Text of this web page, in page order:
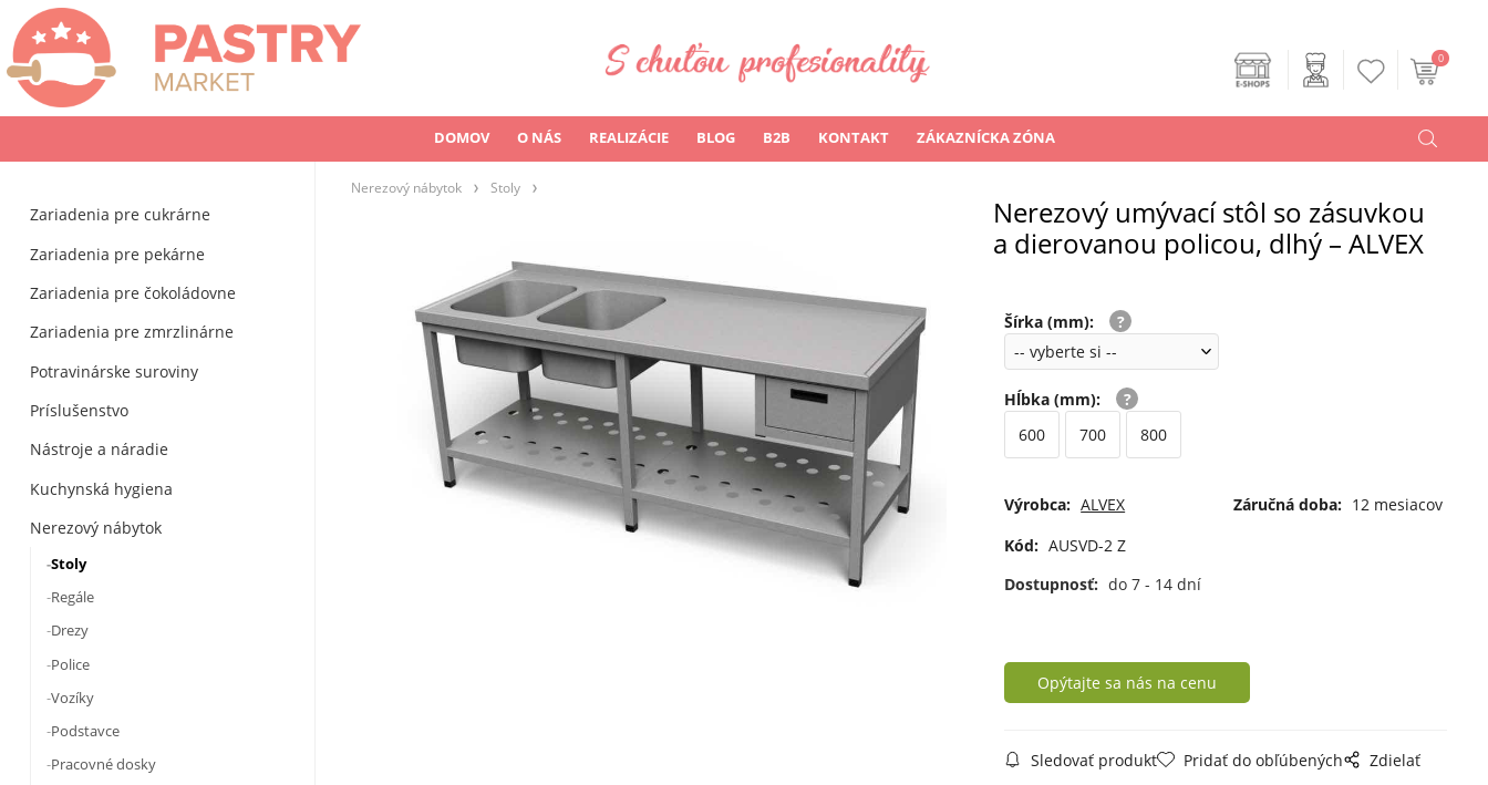
DOMOV O NÁS REALIZÁCIE BLOG B2B KONTAKT ZÁKAZNÍCKA ZÓNA
0
Zariadenia pre cukrárne
Zariadenia pre pekárne
Zariadenia pre čokoládovne
Zariadenia pre zmrzlinárne
Potravinárske suroviny
Príslušenstvo
Nástroje a náradie
Kuchynská hygiena
Nerezový nábytok
Stoly
Regále
Drezy
Police
Vozíky
Podstavce
Pracovné dosky
Nerezový nábytok Stoly
Nerezový umývací stôl so zásuvkou
a dierovanou policou, dlhý – ALVEX
Šírka (mm):
Hĺbka (mm):
600
700 800
Výrobca: ALVEX Záručná doba: 12 mesiacov
Kód: AUSVD-2 Z
Dostupnosť: do 7 - 14 dní
Opýtajte sa nás na cenu
Sledovať produkt Pridať do obľúbených Zdielať